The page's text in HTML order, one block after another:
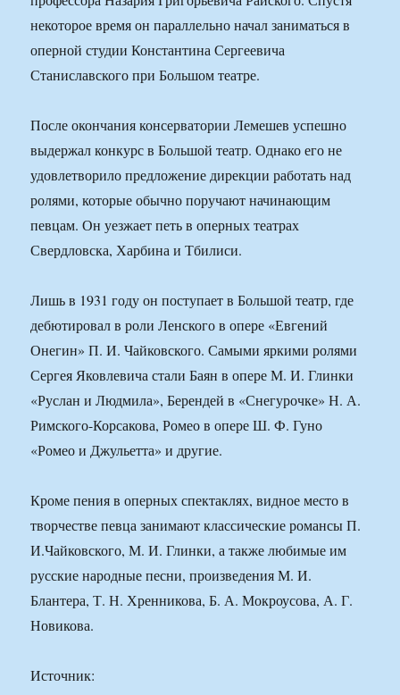
некоторое время он параллельно начал заниматься в
оперной студии Константина Сергеевича
Станиславского при Большом театре.
После окончания консерватории Лемешев успешно
выдержал конкурс в Большой театр. Однако его не
удовлетворило предложение дирекции работать над
ролями, которые обычно поручают начинающим
певцам. Он уезжает петь в оперных театрах
Свердловска, Харбина и Тбилиси.
Лишь в 1931 году он поступает в Большой театр, где
дебютировал в роли Ленского в опере «Евгений
Онегин» П. И. Чайковского. Самыми яркими ролями
Сергея Яковлевича стали Баян в опере М. И. Глинки
«Руслан и Людмила», Берендей в «Снегурочке» Н. А.
Римского-Корсакова, Ромео в опере Ш. Ф. Гуно
«Ромео и Джульетта» и другие.
Кроме пения в оперных спектаклях, видное место в
творчестве певца занимают классические романсы П.
И.Чайковского, М. И. Глинки, а также любимые им
русские народные песни, произведения М. И.
Блантера, Т. Н. Хренникова, Б. А. Мокроусова, А. Г.
Новикова.
Источник: